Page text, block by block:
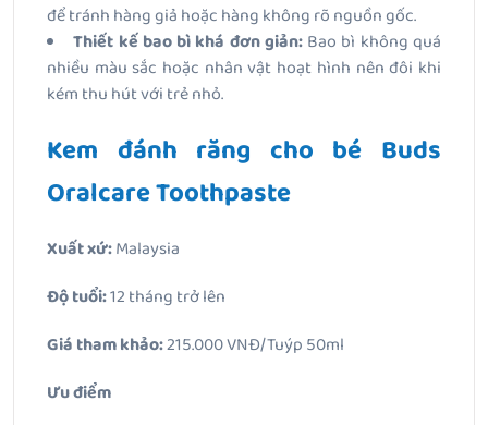
để tránh hàng giả hoặc hàng không rõ nguồn gốc.
Thiết kế bao bì khá đơn giản:Bao bì không quá
nhiều màu sắc hoặc nhân vật hoạt hình nên đôi khi
kém thu hút với trẻ nhỏ.
Kem đánh răng cho bé Buds
Oralcare Toothpaste
Xuất xứ:Malaysia
Độ tuổi:12 tháng trở lên
Giá tham khảo:215.000 VNĐ/Tuýp 50ml
Ưu điểm